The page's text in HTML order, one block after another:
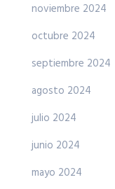
noviembre 2024
octubre 2024
septiembre 2024
agosto 2024
julio 2024
junio 2024
mayo 2024